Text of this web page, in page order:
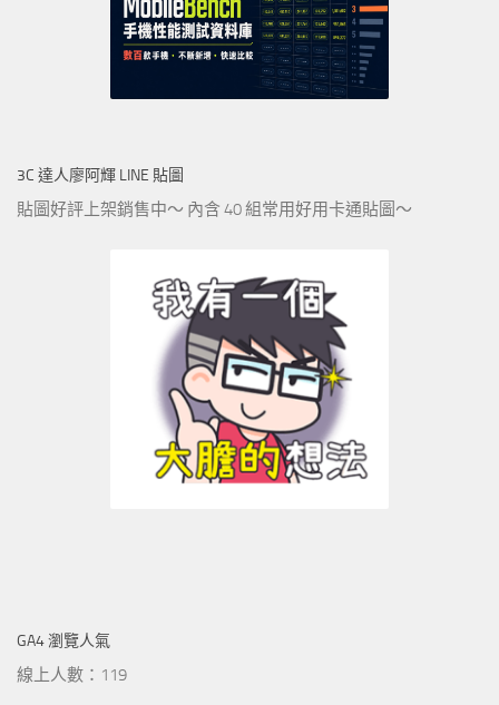
3C 達人廖阿輝 LINE 貼圖
貼圖好評上架銷售中～ 內含 40 組常用好用卡通貼圖～
GA4 瀏覽人氣
線上人數：119